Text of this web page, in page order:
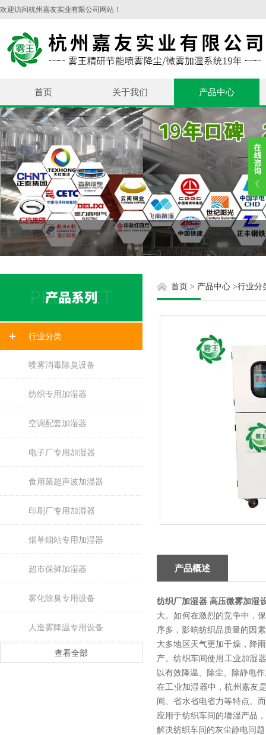
欢迎访问杭州嘉友实业有限公司网站！
首页 关于我们 产品中心
行业分类
喷雾消毒除臭设备
纺织专用加湿器
空调配套加湿器
电子厂专用加湿器
食用菌超声波加湿器
印刷厂专用加湿器
烟草烟站专用加湿器
超市保鲜加湿器
雾化除臭专用设备
人造雾降温专用设备
查看全部
首页 > 产品中心 >行业分
产品概述
纺织厂加湿器 高压微雾加湿
大。如何在激烈的竞争中，
序多，影响纺织品质量的因
大多地区天气更加干燥，降
产。纺织车间使用工业加湿
以有效降温、除尘、除静电
在工业加湿器中，杭州嘉友
间、省水省电省力等特点。
应用于纺织车间的增湿产品
解决纺织车间的灰尘静电问